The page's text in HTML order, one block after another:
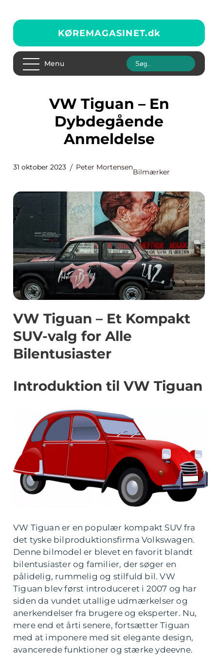
KØREMAGASINET.dk
Menu
VW Tiguan – En
Dybdegående
Anmeldelse
31 oktober 2023 Peter Mortensen
Bilmærker
VW Tiguan – Et Kompakt
SUV-valg for Alle
Bilentusiaster
Introduktion til VW Tiguan
VW Tiguan er en populær kompakt SUV fra
det tyske bilproduktionsfirma Volkswagen.
Denne bilmodel er blevet en favorit blandt
bilentusiaster og familier, der søger en
pålidelig, rummelig og stilfuld bil. VW
Tiguan blev først introduceret i 2007 og har
siden da vundet utallige udmærkelser og
anerkendelser fra brugere og eksperter. Nu,
mere end et årti senere, fortsætter Tiguan
med at imponere med sit elegante design,
avancerede funktioner og stærke ydeevne.